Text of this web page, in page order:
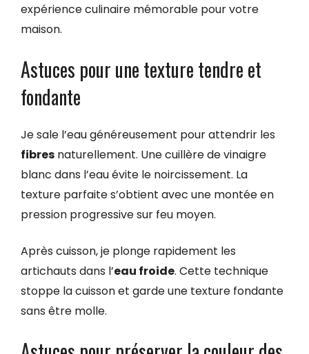
expérience culinaire mémorable pour votre
maison.
Astuces pour une texture tendre et
fondante
Je sale l’eau généreusement pour attendrir les
fibres naturellement. Une cuillère de vinaigre
blanc dans l’eau évite le noircissement. La
texture parfaite s’obtient avec une montée en
pression progressive sur feu moyen.
Après cuisson, je plonge rapidement les
artichauts dans l’eau froide. Cette technique
stoppe la cuisson et garde une texture fondante
sans être molle.